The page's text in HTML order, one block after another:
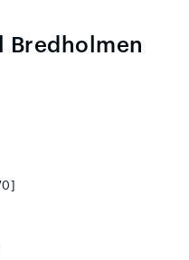
Bredholmen